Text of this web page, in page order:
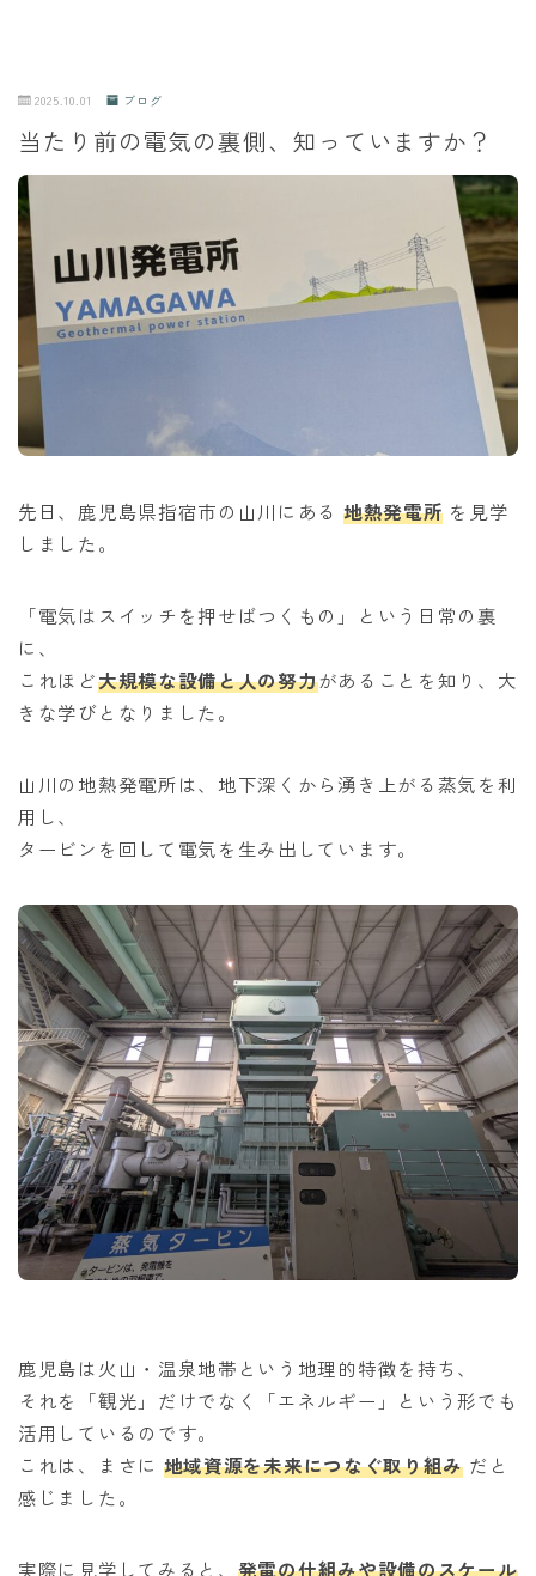
2025.10.01 ブログ
当たり前の電気の裏側、知っていますか？
先日、鹿児島県指宿市の山川にある 地熱発電所 を見学
しました。
「電気はスイッチを押せばつくもの」という日常の裏
に、
これほど大規模な設備と人の努力があることを知り、大
きな学びとなりました。
山川の地熱発電所は、地下深くから湧き上がる蒸気を利
用し、
タービンを回して電気を生み出しています。
鹿児島は火山・温泉地帯という地理的特徴を持ち、
それを「観光」だけでなく「エネルギー」という形でも
活用しているのです。
これは、まさに 地域資源を未来につなぐ取り組み だと
感じました。
実際に見学してみると、 発電の仕組みや設備のスケール